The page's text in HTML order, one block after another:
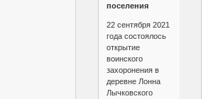
поселения
22 сентября 2021
года состоялось
открытие
воинского
захоронения в
деревне Лонна
Лычковского